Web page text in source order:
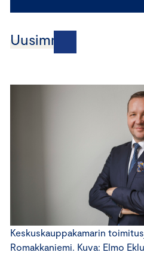
Uusimmat
Keskuskauppakamarin
Romakkaniemi. Kuva: Elmo